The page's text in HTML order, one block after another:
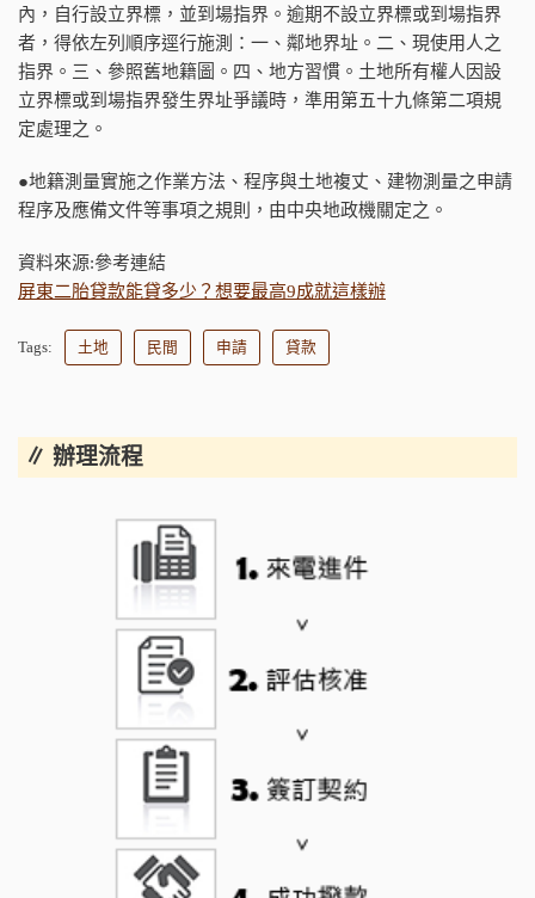
內，自行設立界標，並到場指界。逾期不設立界標或到場指界
者，得依左列順序逕行施測：一、鄰地界址。二、現使用人之
指界。三、參照舊地籍圖。四、地方習慣。土地所有權人因設
立界標或到場指界發生界址爭議時，準用第五十九條第二項規
定處理之。
●地籍測量實施之作業方法、程序與土地複丈、建物測量之申請
程序及應備文件等事項之規則，由中央地政機關定之。
資料來源:參考連結
屏東二胎貸款能貸多少？想要最高9成就這樣辦
Tags: 土地 民間 申請 貸款
∥ 辦理流程